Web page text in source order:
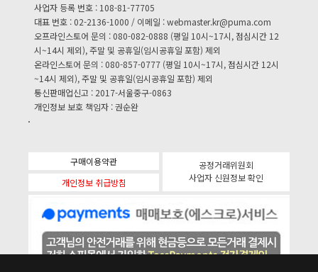
사업자 등록 번호 : 108-81-77705
대표 번호 : 02-2136-1000 / 이메일 :webmaster.kr@puma.com
오프라인스토어 문의 : 080-082-0888 (평일 10시~17시, 점심시간 12
시~14시 제외), 주말 및 공휴일(임시공휴일 포함) 제외
온라인스토어 문의 : 080-857-0777 (평일 10시~17시, 점심시간 12시
~14시 제외), 주말 및 공휴일(임시공휴일 포함) 제외
통신판매업신고 : 2017-서울중구-0863
개인정보 보호 책임자 : 권순완
구매이용약관
개인정보 취급방침
공정거래위원회
사업자 신원정보 확인